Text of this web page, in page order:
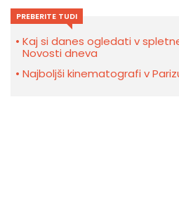
PREBERITE TUDI
Kaj si danes ogledati v
Novosti dneva
Najboljši kinematografi v